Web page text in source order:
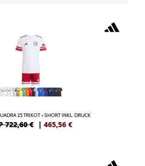
25 TRIKOT + SHORT INKL. DRUCK
722,60 € | 465,56 €